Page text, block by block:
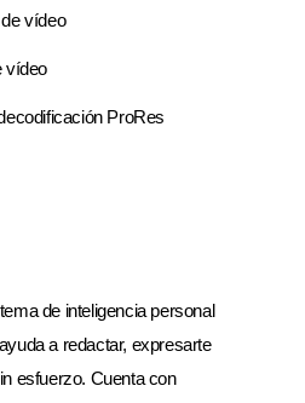
vídeo
vídeo
ProRes
de inteligencia personal
a redactar, expresarte
esfuerzo. Cuenta con